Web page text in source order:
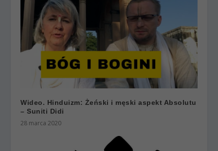
Wideo. Hinduizm: Żeński i męski aspekt Absolutu
– Suniti Didi
28 marca 2020